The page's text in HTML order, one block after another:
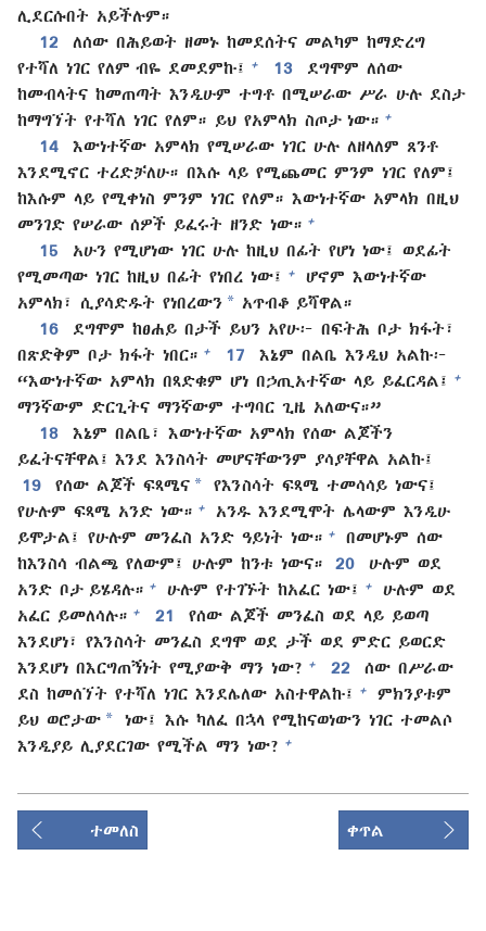
ሊደርሱበት አይችሉም።
12
ለሰው በሕይወት ዘመኑ ከመደሰትና መልካም ከማድረግ
የተሻለ ነገር የለም ብዬ ደመደምኩ፤
+ 13
ደግሞም ለሰው
ከመብላትና ከመጠጣት እንዲሁም ተግቶ በሚሠራው ሥራ ሁሉ ደስታ
ከማግኘት የተሻለ ነገር የለም። ይህ የአምላክ ስጦታ ነው። +
14
እውነተኛው አምላክ የሚሠራው ነገር ሁሉ ለዘላለም ጸንቶ
እንደሚኖር ተረድቻለሁ። በእሱ ላይ የሚጨመር ምንም ነገር የለም፤
ከእሱም ላይ የሚቀነስ ምንም ነገር የለም። እውነተኛው አምላክ በዚህ
መንገድ የሠራው ሰዎች ይፈሩት ዘንድ ነው። +
15
አሁን የሚሆነው ነገር ሁሉ ከዚህ በፊት የሆነ ነው፤ ወደፊት
የሚመጣው ነገር ከዚህ በፊት የነበረ ነው፤
+
ሆኖም እውነተኛው
አምላክ፣ ሲያሳድዱት የነበረውን * አጥብቆ ይሻዋል።
16
ደግሞም ከፀሐይ በታች ይህን አየሁ፦ በፍትሕ ቦታ ክፋት፣
በጽድቅም ቦታ ክፋት ነበር። + 17
እኔም በልቤ እንዲህ አልኩ፦
“እውነተኛው አምላክ በጻድቁም ሆነ በኃጢአተኛው ላይ ይፈርዳል፤
+
ማንኛውም ድርጊትና ማንኛውም ተግባር ጊዜ አለውና።”
18
እኔም በልቤ፣ እውነተኛው አምላክ የሰው ልጆችን
ይፈትናቸዋል፤ እንደ እንስሳት መሆናቸውንም ያሳያቸዋል አልኩ፤
19
የሰው ልጆች ፍጻሜና *
የእንስሳት ፍጻሜ ተመሳሳይ ነውና፤
የሁሉም ፍጻሜ አንድ ነው። +
አንዱ እንደሚሞት ሌላውም እንዲሁ
ይሞታል፤ የሁሉም መንፈስ አንድ ዓይነት ነው። +
በመሆኑም ሰው
ከእንስሳ ብልጫ የለውም፤ ሁሉም ከንቱ ነውና።
20
ሁሉም ወደ
አንድ ቦታ ይሄዳሉ። + ሁሉም የተገኙት ከአፈር ነው፤ +
ሁሉም ወደ
አፈር ይመለሳሉ። + 21
የሰው ልጆች መንፈስ ወደ ላይ ይወጣ
እንደሆነ፣ የእንስሳት መንፈስ ደግሞ ወደ ታች ወደ ምድር ይወርድ
እንደሆነ በእርግጠኝነት የሚያውቅ ማን ነው?
+ 22
ሰው በሥራው
ደስ ከመሰኘት የተሻለ ነገር እንደሌለው አስተዋልኩ፤
+
ምክንያቱም
ይህ ወሮታው *
ነው፤ እሱ ካለፈ በኋላ የሚከናወነውን ነገር ተመልሶ
እንዲያይ ሊያደርገው የሚችል ማን ነው?
+
ተመለስ ቀጥል